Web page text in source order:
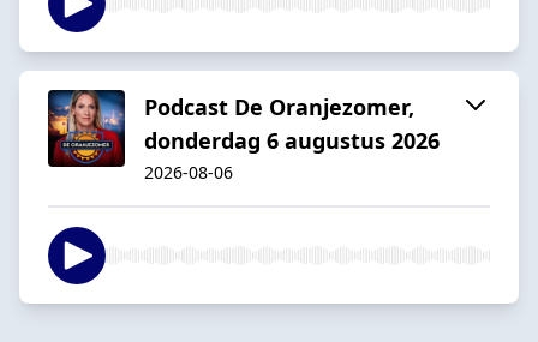
Podcast De Oranjezomer,
donderdag 6 augustus 2026
2026-08-06